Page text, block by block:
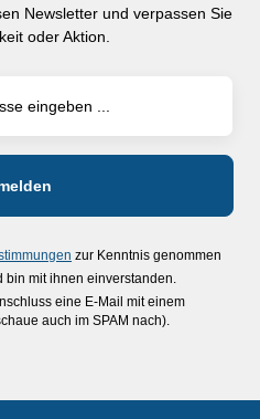
Newsletter und verpassen Sie
oder Aktion.
zur Kenntnis genommen
bin mit ihnen einverstanden.
eine E-Mail mit einem
auch im SPAM nach).